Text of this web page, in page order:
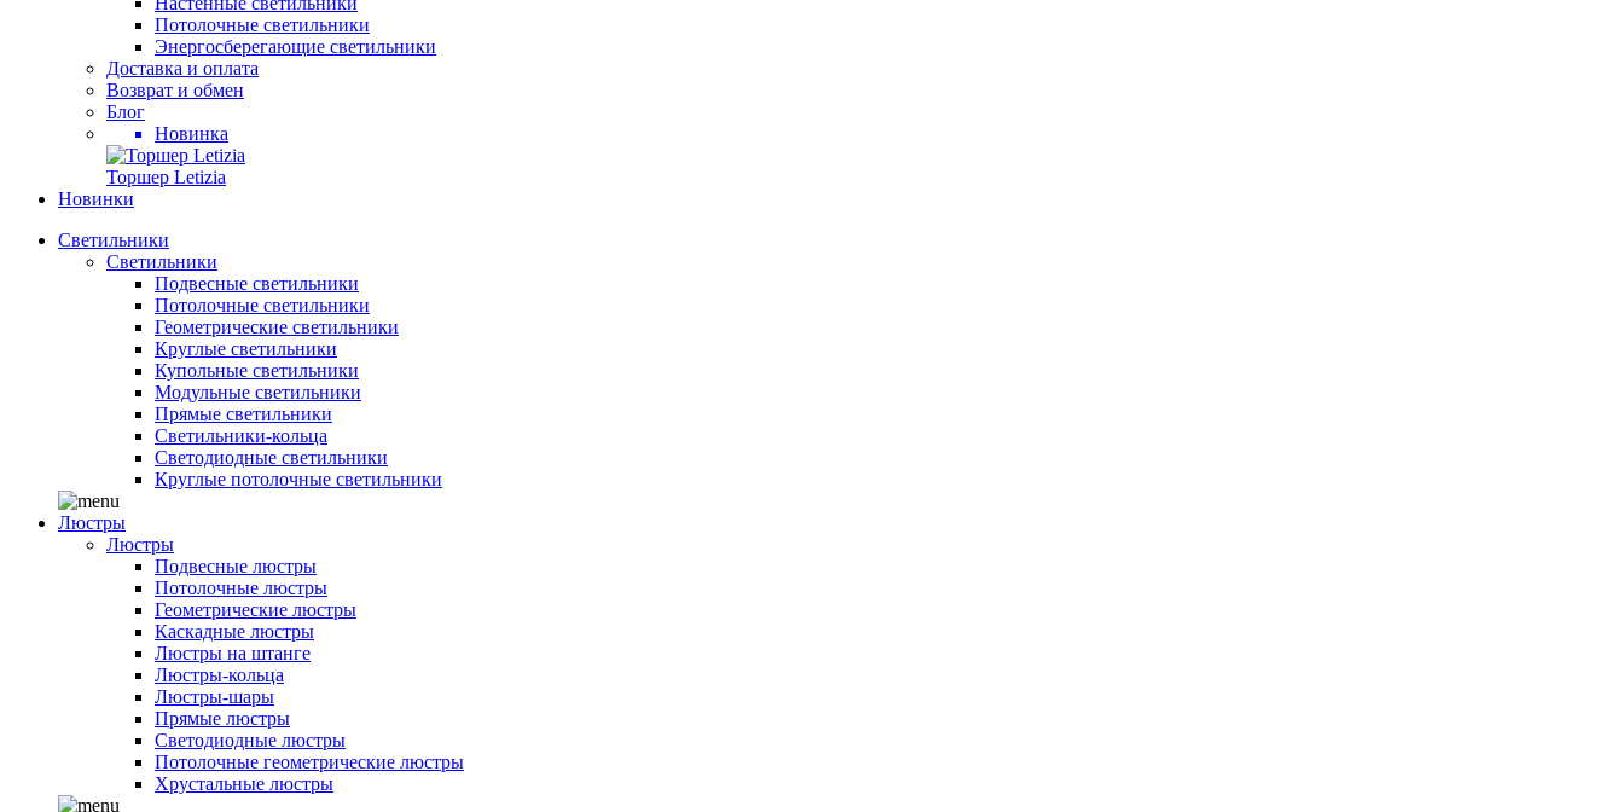
Потолочные светильники
Энергосберегающие светильники
Доставка и оплата
Возврат и обмен
Блог
Новинка
Торшер Letizia
Новинки
Светильники
Светильники
Подвесные светильники
Потолочные светильники
Геометрические светильники
Круглые светильники
Купольные светильники
Модульные светильники
Прямые светильники
Светильники-кольца
Светодиодные светильники
Круглые потолочные светильники
Люстры
Люстры
Подвесные люстры
Потолочные люстры
Геометрические люстры
Каскадные люстры
Люстры на штанге
Люстры-кольца
Люстры-шары
Прямые люстры
Светодиодные люстры
Потолочные геометрические люстры
Хрустальные люстры